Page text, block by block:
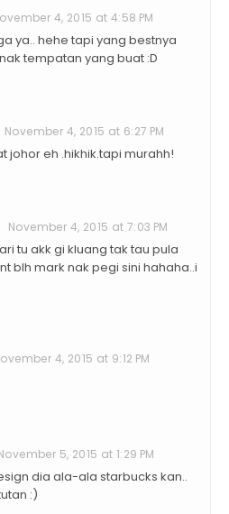
4, 2015 at 4:58 PM
ya.. hehe tapi yang bestnya
tempatan yang buat :D
November 4, 2015 at 6:27 PM
johor eh .hikhik.tapi murahh!
November 4, 2015 at 7:03 PM
tu akk gi kluang tak tau pula
blh mark nak pegi sini hahaha..i
4, 2015 at 9:12 PM
5, 2015 at 1:29 PM
dia ala-ala starbucks kan..
:)